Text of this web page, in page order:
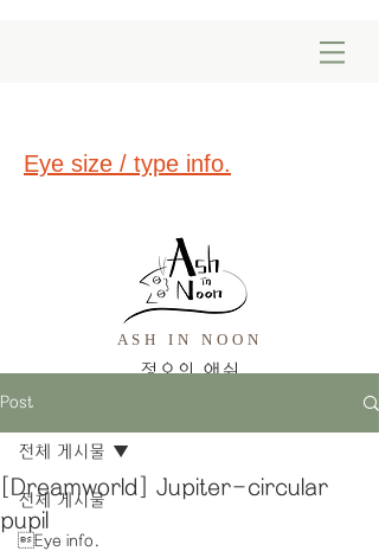
Eye size / type info.
ASH IN NOON
​정오의 애쉬
Post
전체 게시물
Eye info.
전체 게시물
[Dreamworld] Jupiter-circular
pupil